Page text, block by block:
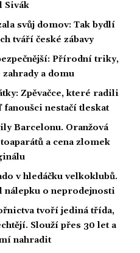
Sivák
svůj domov: Tak bydlí
tváří české zábavy
Přírodní triky,
zahrady a domu
Zpěvačce, které radili
nestačí tleskat
Barcelonu. Oranžová
a cena zlomek
v hledáčku velkoklubů.
nálepku o neprodejnosti
tvoří jediná třída,
Slouží přes 30 let a
nahradit